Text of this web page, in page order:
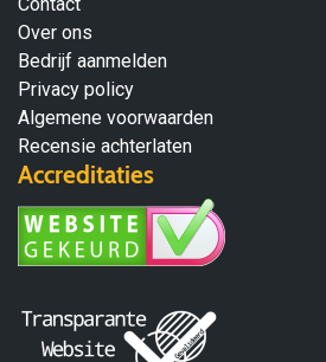
Over ons
Bedrijf aanmelden
Privacy policy
Algemene voorwaarden
Recensie achterlaten
Accreditaties